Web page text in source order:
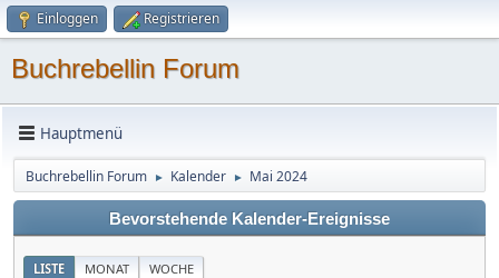
Einloggen Registrieren
Buchrebellin Forum
Hauptmenü
Buchrebellin Forum ► Kalender ► Mai 2024
Bevorstehende Kalender-Ereignisse
LISTE MONAT WOCHE